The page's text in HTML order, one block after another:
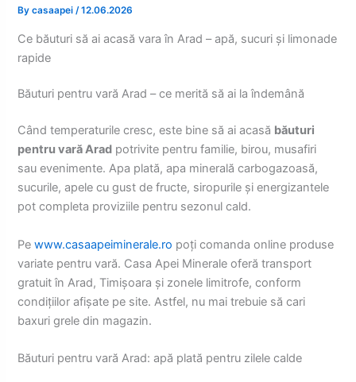
Bycasaapei/12.06.2026
Ce băuturi să ai acasă vara în Arad – apă, sucuri și limonade
rapide
Băuturi pentru vară Arad – ce merită să ai la îndemână
Când temperaturile cresc, este bine să ai acasă băuturi
pentru vară Arad potrivite pentru familie, birou, musafiri
sau evenimente. Apa plată, apa minerală carbogazoasă,
sucurile, apele cu gust de fructe, siropurile și energizantele
pot completa proviziile pentru sezonul cald.
Pewww.casaapeiminerale.ro poți comanda online produse
variate pentru vară. Casa Apei Minerale oferă transport
gratuit în Arad, Timișoara și zonele limitrofe, conform
condițiilor afișate pe site. Astfel, nu mai trebuie să cari
baxuri grele din magazin.
Băuturi pentru vară Arad: apă plată pentru zilele calde